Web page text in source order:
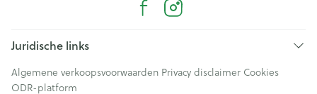
Juridische links
Algemene verkoopsvoorwaarden Privacy disclaimer Cookies
ODR-platform